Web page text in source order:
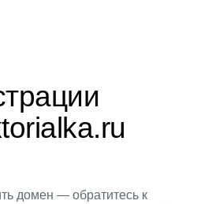
домен — обратитесь к